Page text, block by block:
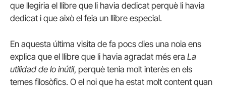
que llegiria el llibre que li havia dedicat perquè li havia
dedicat i que això el feia un llibre especial.
En aquesta última visita de fa pocs dies una noia ens
explica que el llibre que li havia agradat més era La
utilidad de lo inútil, perquè tenia molt interès en els
temes filosòfics. O el noi que ha estat molt content quan